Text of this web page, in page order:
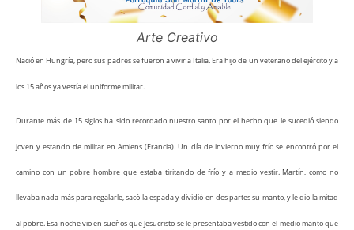
Arte Creativo
Nació en Hungría, pero sus padres se fueron a vivir a Italia. Era hijo de un veterano del ejército y a
los 15 años ya vestía el uniforme militar.
Durante más de 15 siglos ha sido recordado nuestro santo por el hecho que le sucedió siendo
joven y estando de militar en Amiens (Francia). Un día de invierno muy frío se encontró por el
camino con un pobre hombre que estaba tiritando de frío y a medio vestir. Martín, como no
llevaba nada más para regalarle, sacó la espada y dividió en dos partes su manto, y le dio la mitad
al pobre. Esa noche vio en sueños que Jesucristo se le presentaba vestido con el medio manto que